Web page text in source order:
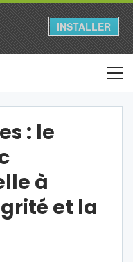
INSTALLER
: le
à
et la